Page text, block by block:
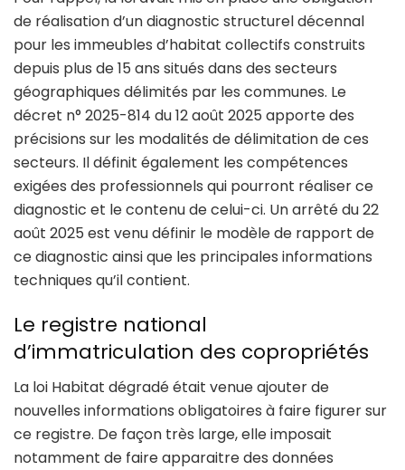
de réalisation d’un diagnostic structurel décennal
pour les immeubles d’habitat collectifs construits
depuis plus de 15 ans situés dans des secteurs
géographiques délimités par les communes. Le
décret n° 2025-814 du 12 août 2025 apporte des
précisions sur les modalités de délimitation de ces
secteurs. Il définit également les compétences
exigées des professionnels qui pourront réaliser ce
diagnostic et le contenu de celui-ci. Un arrêté du 22
août 2025 est venu définir le modèle de rapport de
ce diagnostic ainsi que les principales informations
techniques qu’il contient.
Le registre national
d’immatriculation des copropriétés
La loi Habitat dégradé était venue ajouter de
nouvelles informations obligatoires à faire figurer sur
ce registre. De façon très large, elle imposait
notamment de faire apparaitre des données